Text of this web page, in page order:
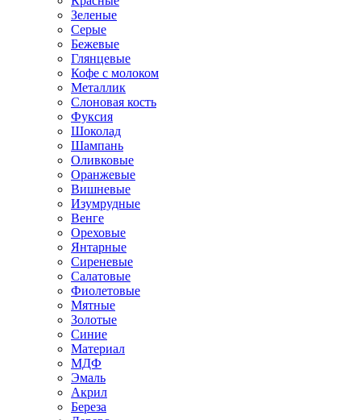
Зеленые
Серые
Бежевые
Глянцевые
Кофе с молоком
Металлик
Слоновая кость
Фуксия
Шоколад
Шампань
Оливковые
Оранжевые
Вишневые
Изумрудные
Венге
Ореховые
Янтарные
Сиреневые
Салатовые
Фиолетовые
Мятные
Золотые
Синие
Материал
МДФ
Эмаль
Акрил
Береза